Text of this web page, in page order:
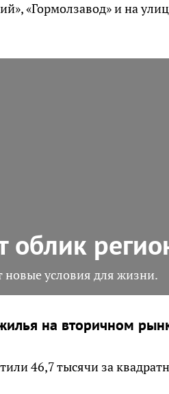
«Гормолзавод» и на
новые условия для жизни.
на вторичном
46,7 тысячи за